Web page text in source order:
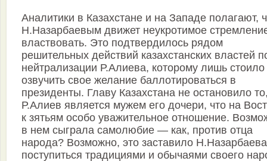
Аналитики в Казахстане и на Западе полагают,
Н.Назарбаевым движет неукротимое
властвовать. Это подтвердилось рядом
решительных действий казахстанских властей
нейтрализации Р.Алиева, которому лишь стоило
озвучить свое желание баллотироваться в
президенты. Главу Казахстана не остановило
Р.Алиев является мужем его дочери, что на
к зятьям особо уважительное отношение.
в нем сыграла самолюбие — как, против отца
народа? Возможно, это заставило Н.Назарбаева
поступиться традициями и обычаями своего